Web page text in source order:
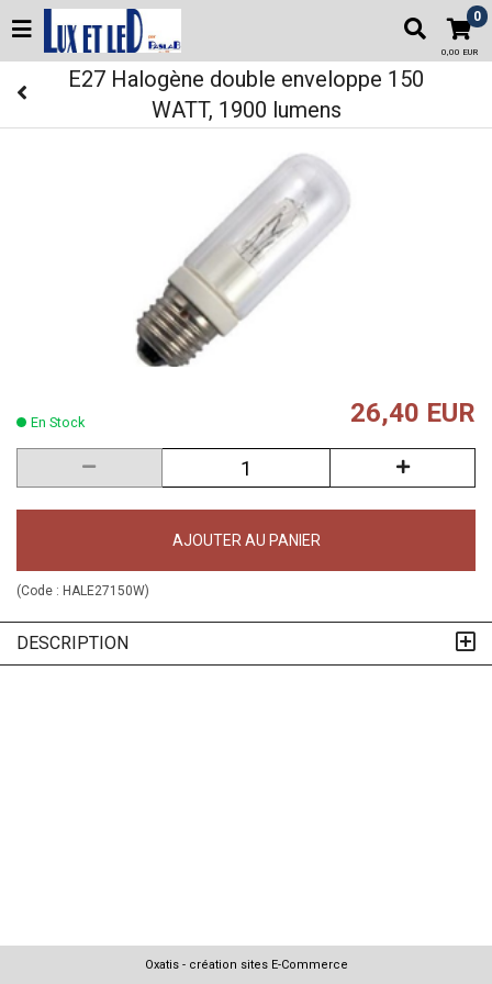
0
0,00 EUR
E27 Halogène double enveloppe 150
WATT, 1900 lumens
En Stock 26,40 EUR
AJOUTER AU PANIER
(Code : HALE27150W)
DESCRIPTION
Oxatis - création sites E-Commerce